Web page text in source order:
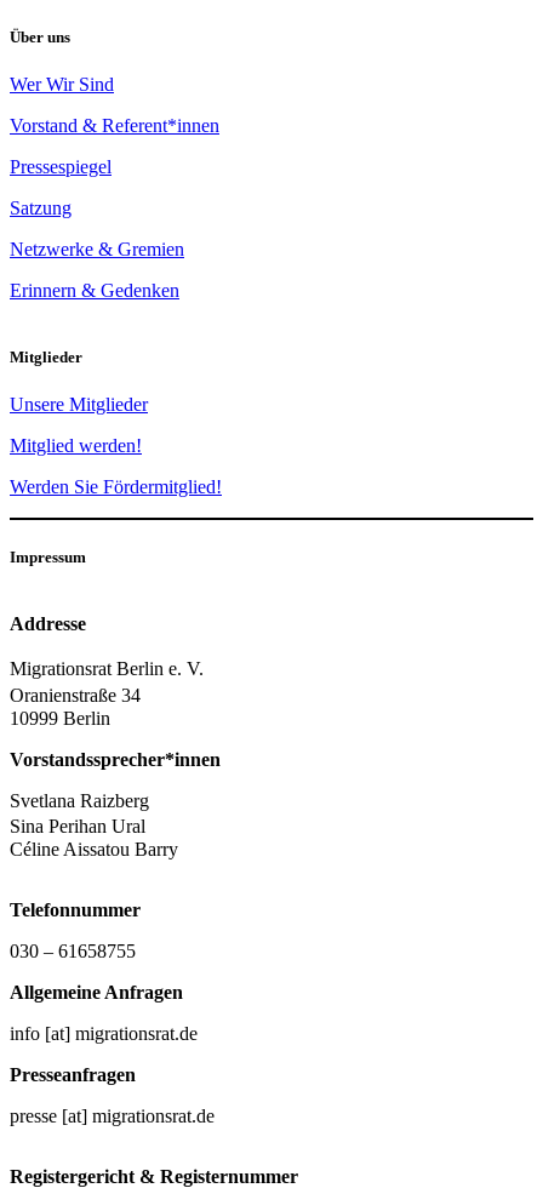
Über uns
Wer Wir Sind
Vorstand & Referent*innen
Pressespiegel
Satzung
Netzwerke & Gremien
Erinnern & Gedenken
Mitglieder
Unsere Mitglieder
Mitglied werden!
Werden Sie Fördermitglied!
Impressum
Addresse
Migrationsrat Berlin e. V.
Oranienstraße 34
10999 Berlin
Vorstandssprecher*innen
Svetlana Raizberg
Sina Perihan Ural
Céline Aissatou Barry
Telefonnummer
030 – 61658755
Allgemeine Anfragen
info [at] migrationsrat.de
Presseanfragen
presse [at] migrationsrat.de
Registergericht & Registernummer